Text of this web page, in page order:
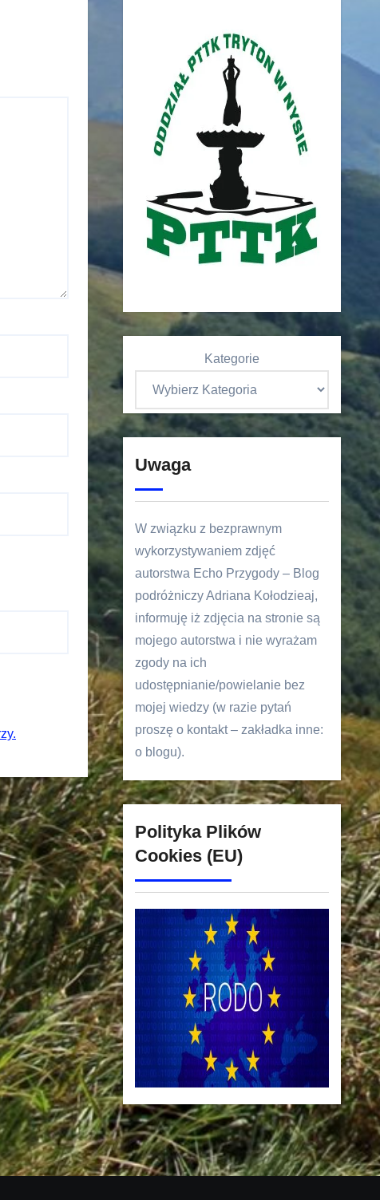
Kategorie
Uwaga
W związku z bezprawnym
wykorzystywaniem zdjęć
autorstwa Echo Przygody – Blog
podróżniczy Adriana Kołodzieaj,
informuję iż zdjęcia na stronie są
mojego autorstwa i nie wyrażam
zgody na ich
udostępnianie/powielanie bez
mojej wiedzy (w razie pytań
proszę o kontakt – zakładka inne:
o blogu).
Polityka Plików
Cookies (EU)